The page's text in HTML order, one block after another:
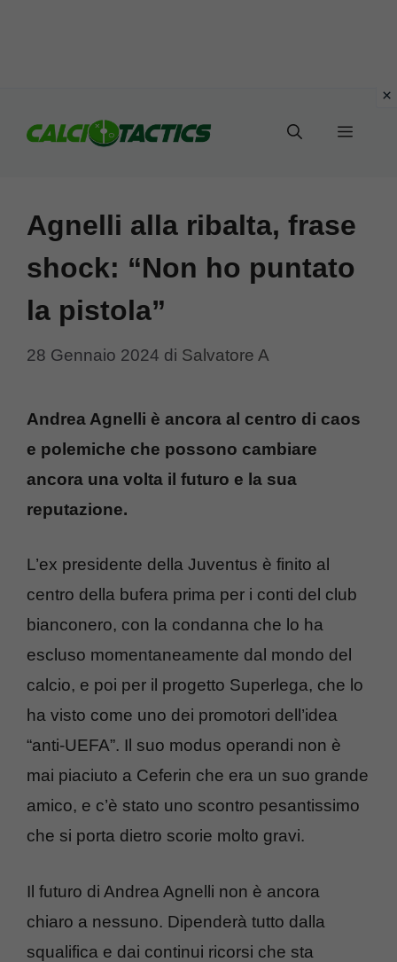
Menu
Agnelli alla ribalta, frase
shock: “Non ho puntato
la pistola”
28 Gennaio 2024 di Salvatore A
Andrea Agnelli è ancora al centro di caos
e polemiche che possono cambiare
ancora una volta il futuro e la sua
reputazione.
L’ex presidente della Juventus è finito al
centro della bufera prima per i conti del club
bianconero, con la condanna che lo ha
escluso momentaneamente dal mondo del
calcio, e poi per il progetto Superlega, che lo
ha visto come uno dei promotori dell’idea
“anti-UEFA”. Il suo modus operandi non è
mai piaciuto a Ceferin che era un suo grande
amico, e c’è stato uno scontro pesantissimo
che si porta dietro scorie molto gravi.
Il futuro di Andrea Agnelli non è ancora
chiaro a nessuno. Dipenderà tutto dalla
squalifica e dai continui ricorsi che sta